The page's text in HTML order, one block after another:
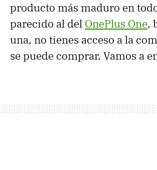
producto más maduro en
parecido al del OnePlus One,
una, no tienes acceso a la
se puede comprar. Vamos a